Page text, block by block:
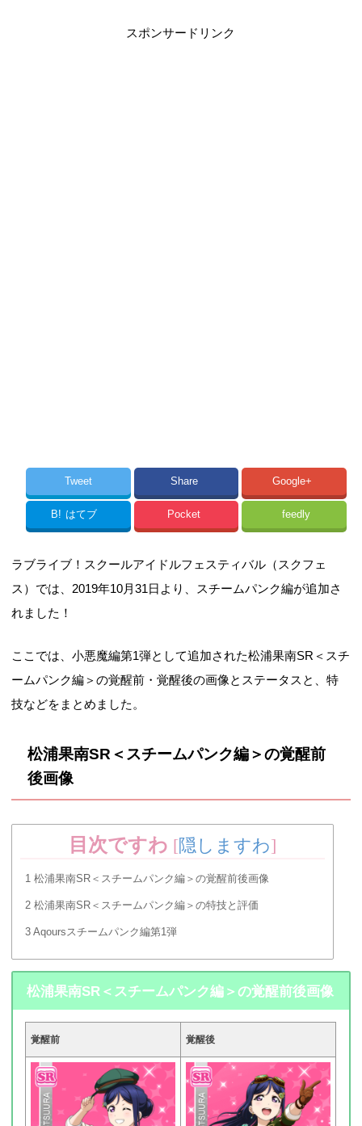
スポンサードリンク
Tweet Share Google+
B! はてブ Pocket feedly
ラブライブ！スクールアイドルフェスティバル（スクフェ
ス）では、2019年10月31日より、スチームパンク編が追加さ
れました！
ここでは、小悪魔編第1弾として追加された松浦果南SR＜スチ
ームパンク編＞の覚醒前・覚醒後の画像とステータスと、特
技などをまとめました。
松浦果南SR＜スチームパンク編＞の覚醒前
後画像
目次ですわ [隠しますわ]
1 松浦果南SR＜スチームパンク編＞の覚醒前後画像
2 松浦果南SR＜スチームパンク編＞の特技と評価
3 Aqoursスチームパンク編第1弾
松浦果南SR＜スチームパンク編＞の覚醒前後画像
覚醒前 覚醒後